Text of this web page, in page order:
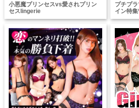
小悪魔プリンセスvs愛されプリン
セスlingerie
プチプ
イン特